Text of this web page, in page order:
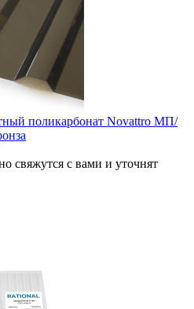
поликарбонат Novattro МП/
свяжутся с вами и уточнят